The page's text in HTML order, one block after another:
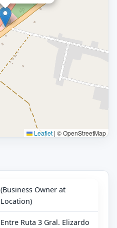
Leaflet | © OpenStreetMap
(Business Owner at
Location)
Entre Ruta 3 Gral. Elizardo